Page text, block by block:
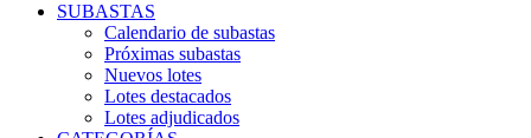
SUBASTAS
Calendario de subastas
Próximas subastas
Nuevos lotes
Lotes destacados
Lotes adjudicados